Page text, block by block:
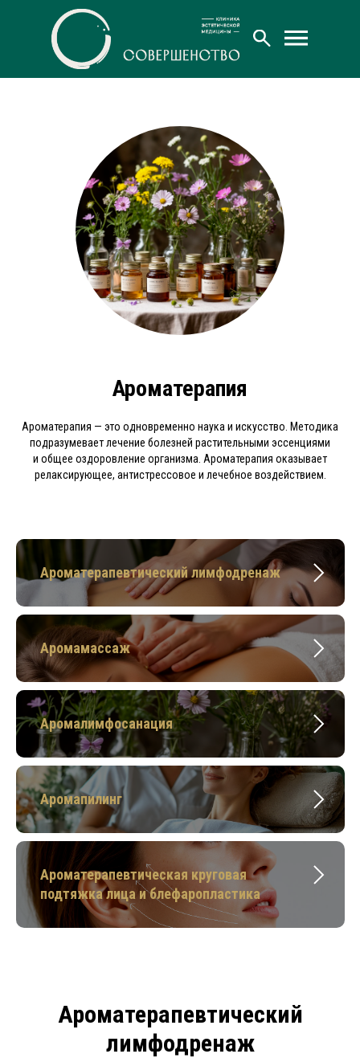
Ароматерапия
Ароматерапия — это одновременно наука и искусство. Методика
подразумевает лечение болезней растительными эссенциями
и общее оздоровление организма. Ароматерапия оказывает
релаксирующее, антистрессовое и лечебное воздействием.
Ароматерапевтический лимфодренаж
Аромамассаж
Аромалимфосанация
Аромапилинг
Ароматерапевтическая круговая
подтяжка лица и блефаропластика
Ароматерапевтический
лимфодренаж